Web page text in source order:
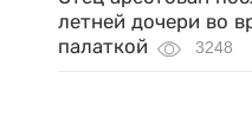
летней дочери во
палаткой
3248